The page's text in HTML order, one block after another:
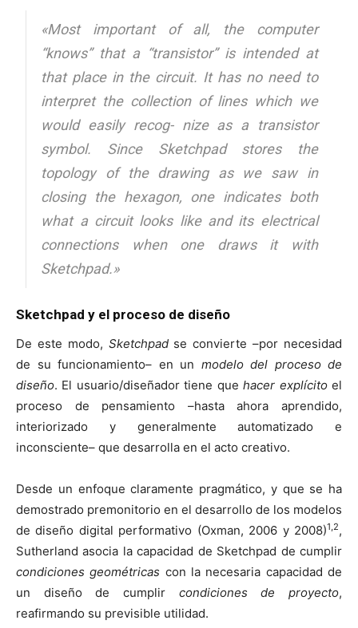
«Most important of all, the computer
“knows” that a “transistor” is intended at
that place in the circuit. It has no need to
interpret the collection of lines which we
would easily recog- nize as a transistor
symbol. Since Sketchpad stores the
topology of the drawing as we saw in
closing the hexagon, one indicates both
what a circuit looks like and its electrical
connections when one draws it with
Sketchpad.»
Sketchpad y el proceso de diseño
De este modo, Sketchpadse convierte –por necesidad
de su funcionamiento– en un modelo del proceso de
diseño. El usuario/diseñador tiene quehacer explícitoel
proceso de pensamiento –hasta ahora aprendido,
interiorizado y generalmente automatizado e
inconsciente– que desarrolla en el acto creativo.
Desde un enfoque claramente pragmático, y que se ha
demostrado premonitorio en el desarrollo de los modelos
de diseño digital performativo (Oxman, 2006 y 2008)1,2,
Sutherland asocia la capacidad de Sketchpad de cumplir
condiciones geométricas con la necesaria capacidad de
un diseño de cumplir condiciones de proyecto,
reafirmando su previsible utilidad.